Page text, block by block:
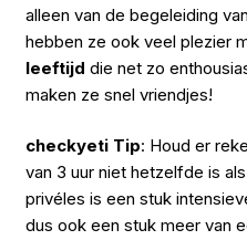
alleen van de begeleiding
hebben ze ook veel plezier
leeftijd die net zo
maken ze snel vriendjes!
checkyeti Tip: Houd er
van 3 uur niet hetzelfde is
privéles is een stuk
dus ook een stuk meer van